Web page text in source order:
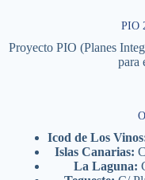
PIO
Proyecto PIO (Planes
para
Icod de Los
Islas Canarias:
La Laguna: